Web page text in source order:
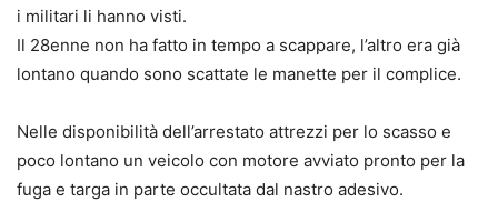
i militari li hanno visti.
Il 28enne non ha fatto in tempo a scappare, l’altro era già
lontano quando sono scattate le manette per il complice.
Nelle disponibilità dell’arrestato attrezzi per lo scasso e
poco lontano un veicolo con motore avviato pronto per la
fuga e targa in parte occultata dal nastro adesivo.